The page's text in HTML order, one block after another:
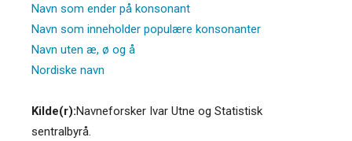
Navn som ender på konsonant
Navn som inneholder populære konsonanter
Navn uten æ, ø og å
Nordiske navn
Kilde(r):Navneforsker Ivar Utne og Statistisk
sentralbyrå.